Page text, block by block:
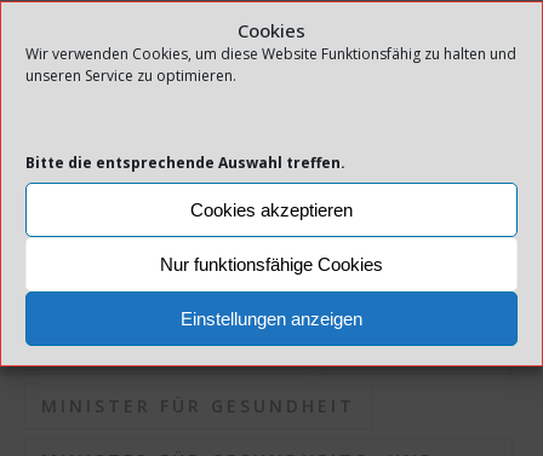
Cookies
Wir verwenden Cookies, um diese Website Funktionsfähig zu halten und
unseren Service zu optimieren.
Bitte die entsprechende Auswahl treffen.
Cookies akzeptieren
Nur funktionsfähige Cookies
Einstellungen anzeigen
INFEKTIONSDRUCK
INFEKTIONSKONTROLLE
INFEKTIONSSITUATION KOMMUNEN
KORONAPANDEMIE
KORONASITUATION
LOKALE MASSNAHMEN MASSNAHMEN
MINISTER FÜR GESUNDHEIT